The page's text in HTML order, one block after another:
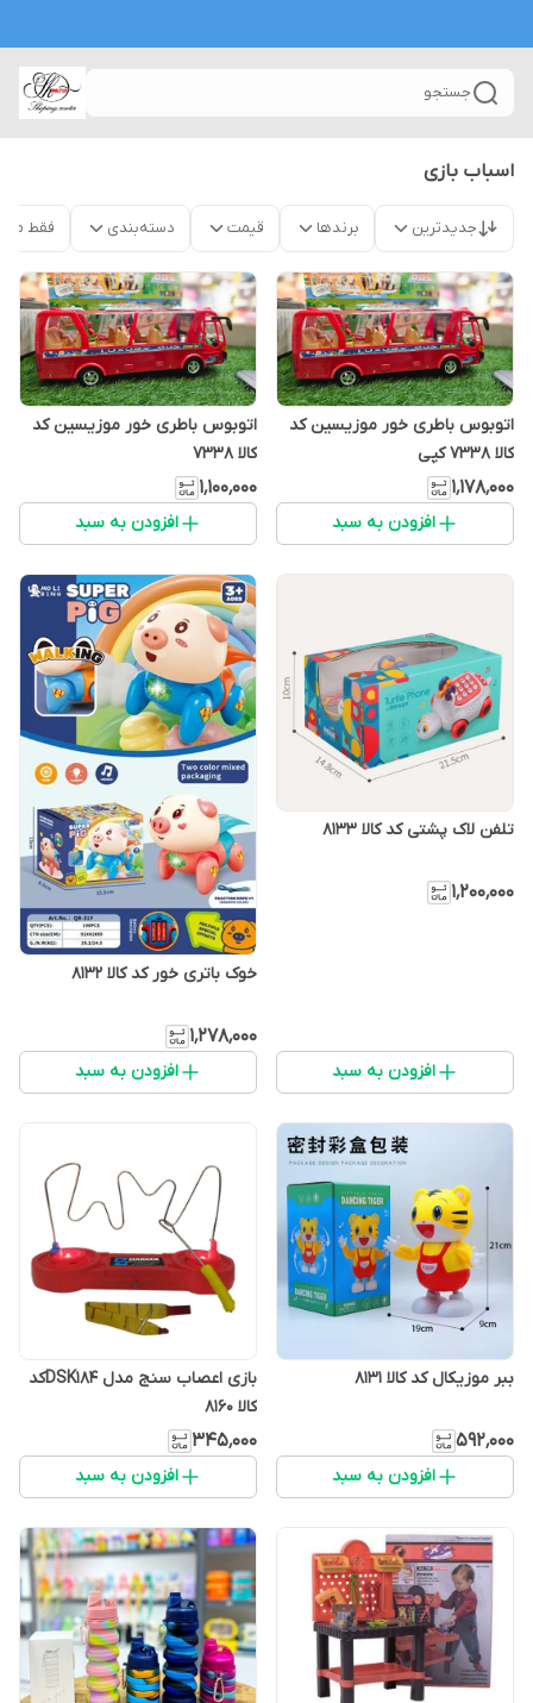
جستجو
اسباب بازی
جدیدترین برندها قیمت دسته‌بندی فقط
اتوبوس باطری خور موزیسین کد
کالا ۷۳۳۸ کپی
۱٬۱۷۸٬۰۰۰
افزودن به سبد
اتوبوس باطری خور موزیسین کد
کالا ۷۳۳۸
۱٬۱۰۰٬۰۰۰
افزودن به سبد
تلفن لاک پشتی کد کالا ۸۱۳۳
۱٬۲۰۰٬۰۰۰
افزودن به سبد
خوک باتری خور کد کالا ۸۱۳۲
۱٬۲۷۸٬۰۰۰
افزودن به سبد
ببر موزیکال کد کالا ۸۱۳۱
۵۹۲٬۰۰۰
افزودن به سبد
بازی اعصاب سنج مدل DSK184کد
کالا ۸۱۶۰
۳۴۵٬۰۰۰
افزودن به سبد